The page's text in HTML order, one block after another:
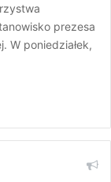
prezesa
W poniedziałek,